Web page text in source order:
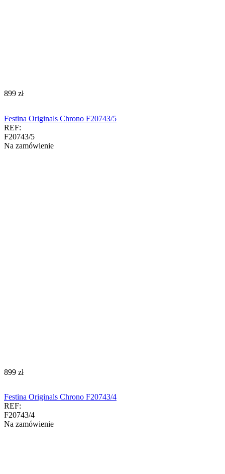
‍899‍ zł
Festina Originals Chrono F20743/5
REF:
F20743/5
Na zamówienie
‍899‍ zł
Festina Originals Chrono F20743/4
REF:
F20743/4
Na zamówienie